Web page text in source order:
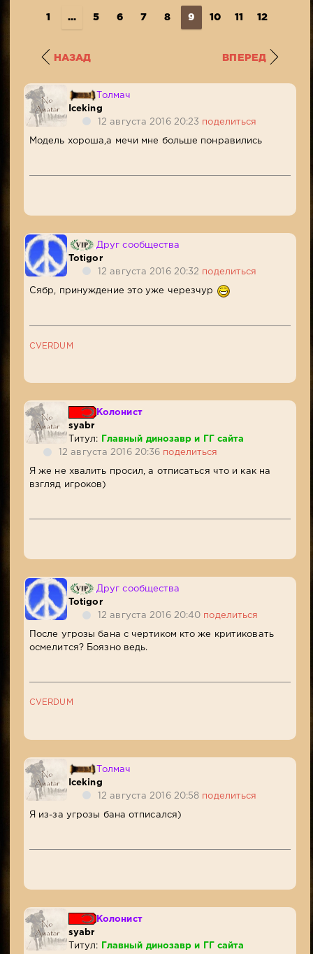
1 ... 5 6 7 8 9 10 11 12
НАЗАД ВПЕРЕД
Толмач
Iceking
12 августа 2016 20:23 поделиться
Модель хороша,а мечи мне больше понравились
Друг сообщества
Totigor
12 августа 2016 20:32 поделиться
Сябр, принуждение это уже черезчур
CVERDUM
Колонист
syabr
Титул:
Главный динозавр и ГГ сайта
12 августа 2016 20:36 поделиться
Я же не хвалить просил, а отписаться что и как на
взгляд игроков)
Друг сообщества
Totigor
12 августа 2016 20:40 поделиться
После угрозы бана с чертиком кто же критиковать
осмелится? Боязно ведь.
CVERDUM
Толмач
Iceking
12 августа 2016 20:58 поделиться
Я из-за угрозы бана отписался)
Колонист
syabr
Титул:
Главный динозавр и ГГ сайта